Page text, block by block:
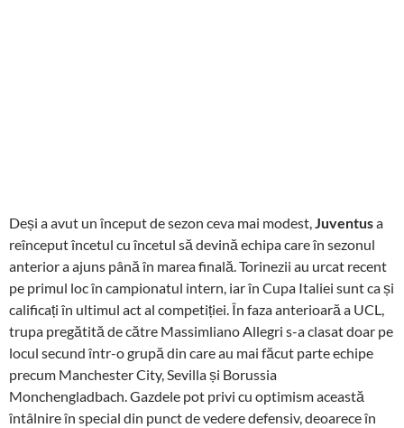
Deși a avut un început de sezon ceva mai modest,Juventusa
reînceput încetul cu încetul să devină echipa care în sezonul
anterior a ajuns până în marea finală. Torinezii au urcat recent
pe primul loc în campionatul intern, iar în Cupa Italiei sunt ca și
calificați în ultimul act al competiției. În faza anterioară a UCL,
trupa pregătită de către Massimliano Allegri s-a clasat doar pe
locul secund într-o grupă din care au mai făcut parte echipe
precum Manchester City, Sevilla și Borussia
Monchengladbach. Gazdele pot privi cu optimism această
întâlnire în special din punct de vedere defensiv, deoarece în